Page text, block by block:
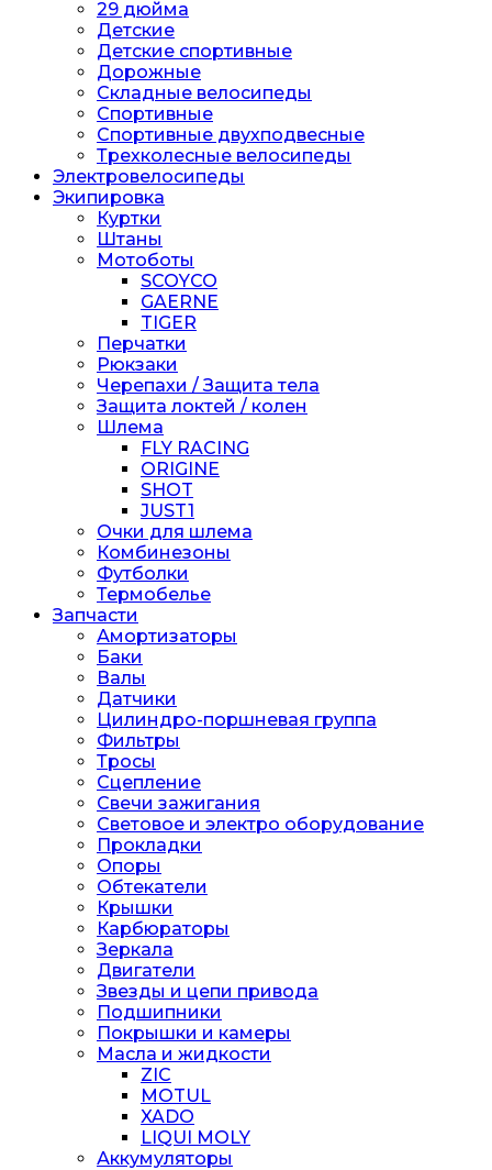
29 дюйма
Детские
Детские спортивные
Дорожные
Складные велосипеды
Спортивные
Спортивные двухподвесные
Трехколесные велосипеды
Электровелосипеды
Экипировка
Куртки
Штаны
Мотоботы
SCOYCO
GAERNE
TIGER
Перчатки
Рюкзаки
Черепахи / Защита тела
Защита локтей / колен
Шлема
FLY RACING
ORIGINE
SHOT
JUST1
Очки для шлема
Комбинезоны
Футболки
Термобелье
Запчасти
Амортизаторы
Баки
Валы
Датчики
Цилиндро-поршневая группа
Фильтры
Тросы
Сцепление
Свечи зажигания
Световое и электро оборудование
Прокладки
Опоры
Обтекатели
Крышки
Карбюраторы
Зеркала
Двигатели
Звезды и цепи привода
Подшипники
Покрышки и камеры
Масла и жидкости
ZIC
MOTUL
XADO
LIQUI MOLY
Аккумуляторы